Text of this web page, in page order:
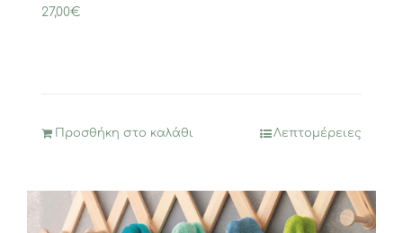
27,00€
Προσθήκη στο καλάθι Λεπτομέρειες